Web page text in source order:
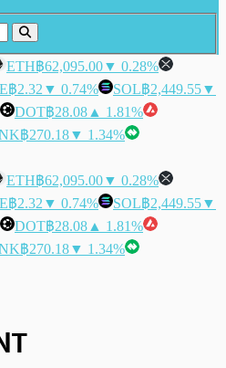
ETH฿62,095.00▼ 0.28%
฿2.32 ▼ 0.74% SOL฿2,449.55▼
DOT฿28.08 ▲ 1.81%
฿270.18▼ 1.34%
ETH฿62,095.00▼ 0.28%
฿2.32 ▼ 0.74% SOL฿2,449.55▼
DOT฿28.08 ▲ 1.81%
฿270.18▼ 1.34%